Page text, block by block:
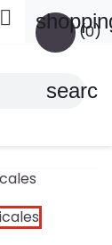
(0)

search